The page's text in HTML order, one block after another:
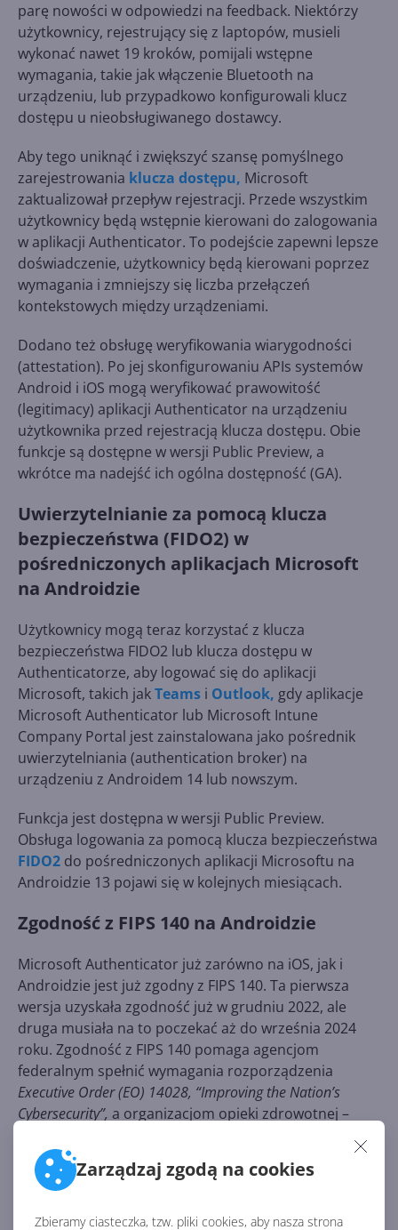
Zarządzaj zgodą na cookies
Zbieramy ciasteczka, tzw. pliki cookies, aby nasza strona
parę nowości w odpowiedzi na feedback. Niektórzy
użytkownicy, rejestrujący się z laptopów, musieli
wykonać nawet 19 kroków, pomijali wstępne
wymagania, takie jak włączenie Bluetooth na
urządzeniu, lub przypadkowo konfigurowali klucz
dostępu u nieobsługiwanego dostawcy.
Aby tego uniknąć i zwiększyć szansę pomyślnego
zarejestrowania klucza dostępu, Microsoft
zaktualizował przepływ rejestracji. Przede wszystkim
użytkownicy będą wstępnie kierowani do zalogowania
w aplikacji Authenticator. To podejście zapewni lepsze
doświadczenie, użytkownicy będą kierowani poprzez
wymagania i zmniejszy się liczba przełączeń
kontekstowych między urządzeniami.
Dodano też obsługę weryfikowania wiarygodności
(attestation). Po jej skonfigurowaniu APIs systemów
Android i iOS mogą weryfikować prawowitość
(legitimacy) aplikacji Authenticator na urządzeniu
użytkownika przed rejestracją klucza dostępu. Obie
funkcje są dostępne w wersji Public Preview, a
wkrótce ma nadejść ich ogólna dostępność (GA).
Uwierzytelnianie za pomocą klucza
bezpieczeństwa (FIDO2) w
pośredniczonych aplikacjach Microsoft
na Androidzie
Użytkownicy mogą teraz korzystać z klucza
bezpieczeństwa FIDO2 lub klucza dostępu w
Authenticatorze, aby logować się do aplikacji
Microsoft, takich jakTeams i Outlook, gdy aplikacje
Microsoft Authenticator lub Microsoft Intune
Company Portal jest zainstalowana jako pośrednik
uwierzytelniania (authentication broker) na
urządzeniu z Androidem 14 lub nowszym.
Funkcja jest dostępna w wersji Public Preview.
Obsługa logowania za pomocą klucza bezpieczeństwa
FIDO2 do pośredniczonych aplikacji Microsoftu na
Androidzie 13 pojawi się w kolejnych miesiącach.
Zgodność z FIPS 140 na Androidzie
Microsoft Authenticator już zarówno na iOS, jak i
Androidzie jest już zgodny z FIPS 140. Ta pierwsza
wersja uzyskała zgodność już w grudniu 2022, ale
druga musiała na to poczekać aż do września 2024
roku. Zgodność z FIPS 140 pomaga agencjom
federalnym spełnić wymagania rozporządzenia
Executive Order (EO) 14028, “Improving the Nation’s
Cybersecurity”, a organizacjom opieki zdrowotnej –
Ta zmiana jest już ogólnodostępna.
CentrumXP - więcej niż licencje